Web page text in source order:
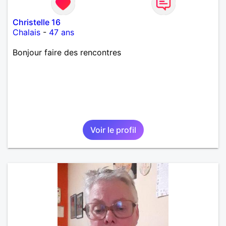
Christelle 16
Chalais - 47 ans
Bonjour faire des rencontres
Voir le profil